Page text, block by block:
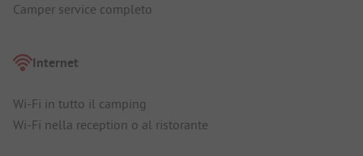
Camper service completo
Internet
Wi-Fi in tutto il camping
Wi-Fi nella reception o al ristorante